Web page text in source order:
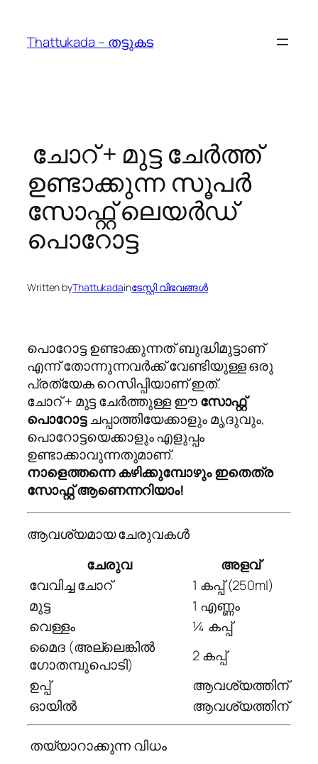
content
Thattukada – തട്ടുകട
️ ചോറ് + മുട്ട ചേർത്ത്
ഉണ്ടാക്കുന്ന സൂപർ
സോഫ്റ്റ് ലെയർഡ്
പൊറോട്ട
Written byThattukadainടേസ്റ്റി വിഭവങ്ങൾ
പൊറോട്ട ഉണ്ടാക്കുന്നത് ബുദ്ധിമുട്ടാണ്
എന്ന് തോന്നുന്നവർക്ക് വേണ്ടിയുള്ള ഒരു
പ്രത്യേക റെസിപ്പിയാണ് ഇത്.
ചോറ് + മുട്ട ചേർത്തുള്ള ഈസോഫ്റ്റ്
പൊറോട്ടചപ്പാത്തിയേക്കാളും മൃദുവും,
പൊറോട്ടയെക്കാളും എളുപ്പം
ഉണ്ടാക്കാവുന്നതുമാണ്.
നാളെത്തന്നെ കഴിക്കുമ്പോഴും ഇതെത്ര
സോഫ്റ്റ് ആണെന്നറിയാം!
ആവശ്യമായ ചേരുവകൾ
ചേരുവ
അളവ്
വേവിച്ച ചോറ്
1 കപ്പ് (250ml)
മുട്ട
1 എണ്ണം
വെള്ളം
¼ കപ്പ്
മൈദ (അല്ലെങ്കിൽ
ഗോതമ്പുപൊടി)
2 കപ്പ്
ഉപ്പ്
ആവശ്യത്തിന്
ഓയിൽ
ആവശ്യത്തിന്
‍ തയ്യാറാക്കുന്ന വിധം